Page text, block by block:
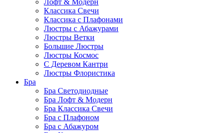
Лофт & Модерн
Классика Свечи
Классика с Плафонами
Люстры с Абажурами
Люстры Ветки
Большие Люстры
Люстры Космос
С Деревом Кантри
Люстры Флористика
Бра
Бра Светодиодные
Бра Лофт & Модерн
Бра Классика Свечи
Бра с Плафоном
Бра с Абажуром